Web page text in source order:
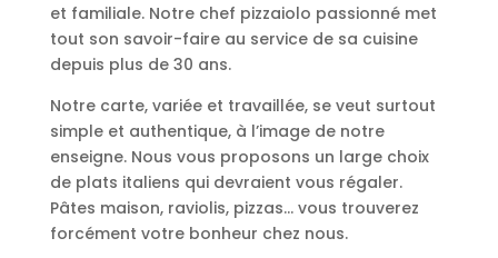
et familiale. Notre chef pizzaiolo passionné met
tout son savoir-faire au service de sa cuisine
depuis plus de 30 ans.
Notre carte, variée et travaillée, se veut surtout
simple et authentique, à l’image de notre
enseigne. Nous vous proposons un large choix
de plats italiens qui devraient vous régaler.
Pâtes maison, raviolis, pizzas… vous trouverez
forcément votre bonheur chez nous.